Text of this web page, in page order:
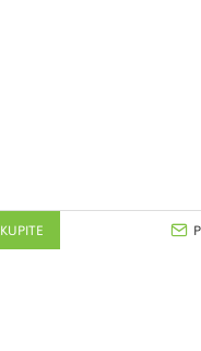
KUPITE